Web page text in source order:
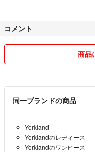
ほとんどのお品物は
発送は
多忙な時期もありますので
コメントのお返事が遅くなる
発送は早めにと
心がけています
コメント
商品
同一ブランドの商品
Yorkland
Yorklandのレディース
Yorklandのワンピース